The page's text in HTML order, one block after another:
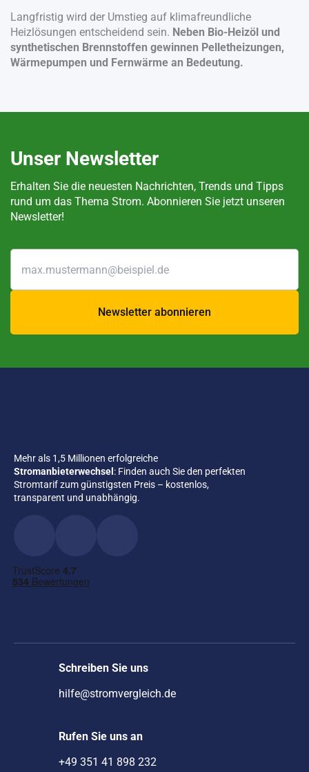
Langfristig wird der Umstieg auf klimafreundliche
Heizlösungen entscheidend sein. Neben Bio-Heizöl und
synthetischen Brennstoffen gewinnen Pelletheizungen,
Wärmepumpen und Fernwärme an Bedeutung.
Unser Newsletter
Erhalten Sie die neuesten Nachrichten, Trends und Tipps
rund um das Thema Strom. Abonnieren Sie jetzt unseren
Newsletter!
Newsletter abonnieren
Mehr als 1,5 Millionen erfolgreiche
Stromanbieterwechsel : Finden auch Sie den perfekten
Stromtarif zum günstigsten Preis – kostenlos,
transparent und unabhängig.
Schreiben Sie uns
hilfe@stromvergleich.de
Rufen Sie uns an
+49 351 41 898 232